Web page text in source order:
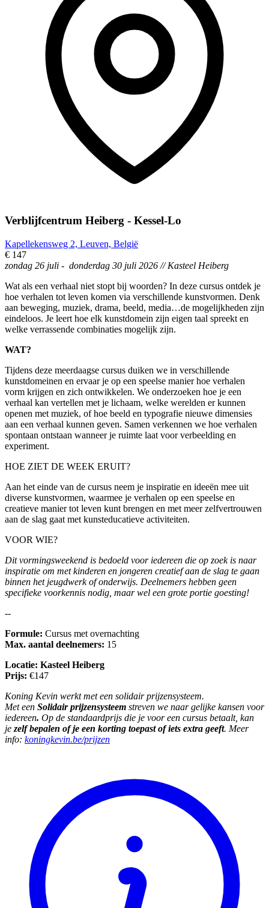
Verblijfcentrum Heiberg - Kessel-Lo
Kapellekensweg 2, Leuven, België
€ 147
zondag 26 juli - donderdag 30 juli 2026 // Kasteel Heiberg
Wat als een verhaal niet stopt bij woorden? In deze cursus ontdek je
hoe verhalen tot leven komen via verschillende kunstvormen. Denk
aan beweging, muziek, drama, beeld, media…de mogelijkheden zijn
eindeloos. Je leert hoe elk kunstdomein zijn eigen taal spreekt en
welke verrassende combinaties mogelijk zijn.
WAT?
Tijdens deze meerdaagse cursus duiken we in verschillende
kunstdomeinen en ervaar je op een speelse manier hoe verhalen
vorm krijgen en zich ontwikkelen. We onderzoeken hoe je een
verhaal kan vertellen met je lichaam, welke werelden er kunnen
openen met muziek, of hoe beeld en typografie nieuwe dimensies
aan een verhaal kunnen geven. Samen verkennen we hoe verhalen
spontaan ontstaan wanneer je ruimte laat voor verbeelding en
experiment.
HOE ZIET DE WEEK ERUIT?
Aan het einde van de cursus neem je inspiratie en ideeën mee uit
diverse kunstvormen, waarmee je verhalen op een speelse en
creatieve manier tot leven kunt brengen en met meer zelfvertrouwen
aan de slag gaat met kunsteducatieve activiteiten.
VOOR WIE?
Dit vormingsweekend is bedoeld voor iedereen die op zoek is naar
inspiratie om met kinderen en jongeren creatief aan de slag te gaan
binnen het jeugdwerk of onderwijs. Deelnemers hebben geen
specifieke voorkennis nodig, maar wel een grote portie goesting!
--
Formule: Cursus met overnachting
Max. aantal deelnemers: 15
Locatie: Kasteel Heiberg
Prijs: €147
Koning Kevin werkt met een solidair prijzensysteem.
Met een Solidair prijzensysteem streven we naar gelijke kansen voor
iedereen. Op de standaardprijs die je voor een cursus betaalt, kan
je zelf bepalen of je een korting toepast of iets extra geeft. Meer
info: koningkevin.be/prijzen